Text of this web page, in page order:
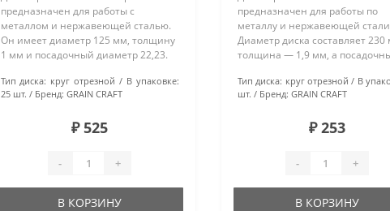
предназначен для работы с
металлом и нержавеющей сталью.
Он имеет диаметр 125 мм, толщину
1 мм и посадочный диаметр 22,23.
зерна соответствует стандарту F 54.
Этот отрезной диск идеально подх..
Тип диска: круг отрезной
В упаковке:
25 шт.
Бренд: GRAIN CRAFT
₽ 525
- +
В КОРЗИНУ
предназначен для работы по
металлу и нержавеющей
Диаметр диска составляет 230
толщина — 1,9 мм, а
относится к типу 41 и
в Китае...
Тип диска: круг отрезной В
шт.
Бренд: GRAIN CRAFT
₽ 253
- +
В КОРЗИНУ